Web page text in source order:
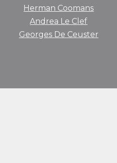
Herman Coomans
Andrea Le Clef
Georges De Ceuster